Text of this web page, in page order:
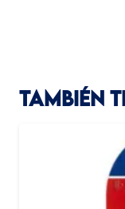
TAMBIÉN